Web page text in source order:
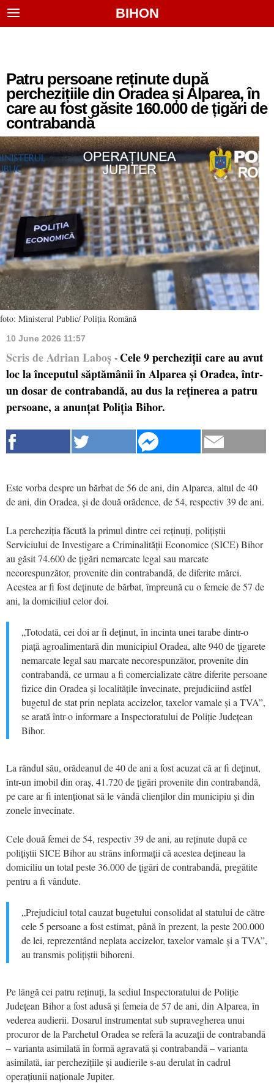
BIHON
Patru persoane reținute după
perchezițiile din Oradea și Alparea, în
care au fost găsite 160.000 de țigări de
contrabandă
foto: Ministerul Public/ Poliția Română
10 June 2026 11:57
Scris de Adrian Laboș - Cele 9 percheziții care au avut
loc la începutul săptămânii în Alparea și Oradea, într-
un dosar de contrabandă, au dus la reținerea a patru
persoane, a anunțat Poliția Bihor.
Este vorba despre un bărbat de 56 de ani, din Alparea, altul de 40
de ani, din Oradea, și de două orădence, de 54, respectiv 39 de ani.
La percheziția făcută la primul dintre cei reținuți, polițiștii
Serviciului de Investigare a Criminalității Economice (SICE) Bihor
au găsit 74.600 de țigări nemarcate legal sau marcate
necorespunzător, provenite din contrabandă, de diferite mărci.
Acestea ar fi fost deținute de bărbat, împreună cu o femeie de 57 de
ani, la domiciliul celor doi.
„Totodată, cei doi ar fi deținut, în incinta unei tarabe dintr-o
piață agroalimentară din municipiul Oradea, alte 940 de ţigarete
nemarcate legal sau marcate necorespunzător, provenite din
contrabandă, ce urmau a fi comercializate către diferite persoane
fizice din Oradea și localitățile învecinate, prejudiciind astfel
bugetul de stat prin neplata accizelor, taxelor vamale și a TVA”,
se arată într-o informare a Inspectoratului de Poliție Județean
Bihor.
La rândul său, orădeanul de 40 de ani a fost acuzat că ar fi deținut,
într-un imobil din oraș, 41.720 de țigări provenite din contrabandă,
pe care ar fi intenționat să le vândă clienților din municipiu și din
zonele învecinate.
Cele două femei de 54, respectiv 39 de ani, au reținute după ce
polițiștii SICE Bihor au strâns informații că acestea dețineau la
domiciliu un total peste 36.000 de țigări de contrabandă, pregătite
pentru a fi vândute.
„Prejudiciul total cauzat bugetului consolidat al statului de către
cele 5 persoane a fost estimat, până în prezent, la peste 200.000
de lei, reprezentând neplata accizelor, taxelor vamale și a TVA”,
au transmis polițiștii bihoreni.
Pe lângă cei patru reținuți, la sediul Inspectoratului de Poliție
Județean Bihor a fost adusă și femeia de 57 de ani, din Alparea, în
vederea audierii. Dosarul instrumentat sub supravegherea unui
procuror de la Parchetul Oradea se referă la acuzații de contrabandă
– varianta asimilată în formă agravată și contrabandă – varianta
asimilată, iar perchezițiile și audierile s-au derulat în cadrul
operațiunii naționale Jupiter.